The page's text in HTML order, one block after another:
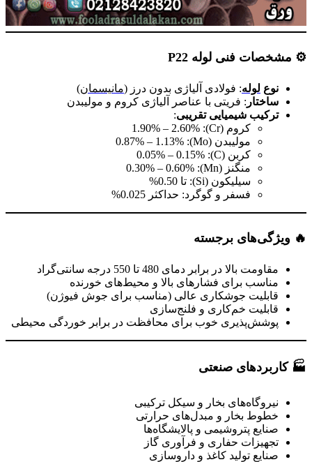
⚙️ مشخصات فنی لوله
نوع لوله: فولادی آلیاژی بدون درز (مانیسمان)
ساختار : فریتی با عناصر آلیاژی کروم و مولیبدن
ترکیب شیمیایی تقریبی:
کروم (Cr): 1.90% – 2.60%
مولیبدن (Mo): 0.87% – 1.13%
کربن (C): 0.05% – 0.15%
منگنز (Mn): 0.30% – 0.60%
سیلیکون (Si): تا 0.50%
فسفر و گوگرد: حداکثر 0.025%
🔥 ویژگی‌های برجسته
مقاومت بالا در برابر دمای 480 تا 550 درجه سانتی‌گراد
مناسب برای فشارهای بالا و محیط‌های خورنده
قابلیت جوشکاری عالی (مناسب برای جوش فیوژن)
قابلیت خم‌کاری و فلنج‌سازی
پوشش‌پذیری خوب برای محافظت در برابر خوردگی محیطی
🏭 کاربردهای صنعتی
نیروگاه‌های بخار و سیکل ترکیبی
خطوط بخار و مبدل‌های حرارتی
صنایع پتروشیمی و پالایشگاه‌ها
تجهیزات حفاری و فرآوری گاز
صنایع تولید کاغذ و داروسازی